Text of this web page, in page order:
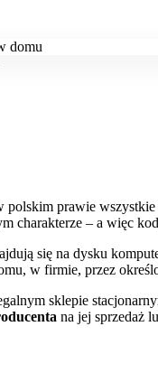
prawie wszystkie
charakterze – a więc
się na dysku
w firmie, przez
sklepie
na jej sprzedaż